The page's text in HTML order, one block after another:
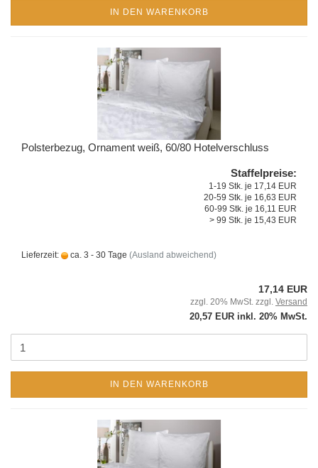
IN DEN WARENKORB
Polsterbezug, Ornament weiß, 60/80 Hotelverschluss
Staffelpreise:
1-19 Stk. je 17,14 EUR
20-59 Stk. je 16,63 EUR
60-99 Stk. je 16,11 EUR
> 99 Stk. je 15,43 EUR
Lieferzeit: ca. 3 - 30 Tage (Ausland abweichend)
17,14 EUR
zzgl. 20% MwSt. zzgl. Versand
20,57 EUR inkl. 20% MwSt.
IN DEN WARENKORB